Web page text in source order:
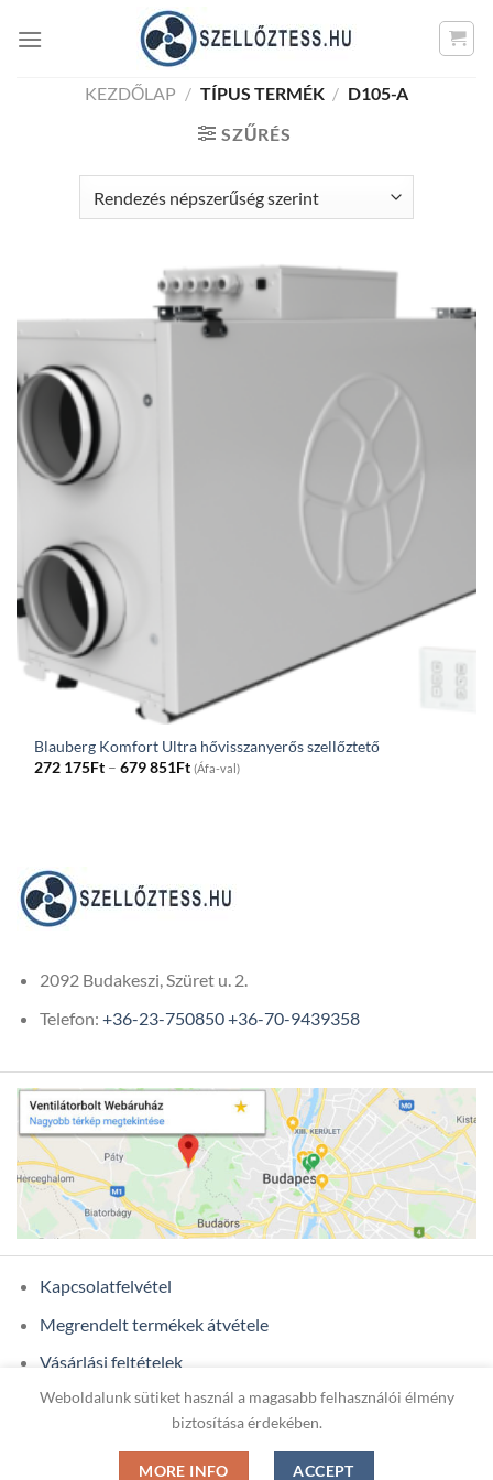
KEZDŐLAP / TÍPUS TERMÉK / D105-A
SZŰRÉS
Blauberg Komfort Ultra hővisszanyerős szellőztető
272 175Ft – 679 851FtPrice
range:
(Áfa-val)
2092 Budakeszi, Szüret u. 2.
Telefon: +36-23-750850+36-70-9439358
Kapcsolatfelvétel
Megrendelt termékek átvétele
Vásárlási feltételek
Ügyfél adatok
Weboldalunk sütiket használ a magasabb felhasználói élmény
biztosítása érdekében.
MORE INFO ACCEPT